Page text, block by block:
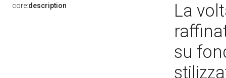
core:description
La
su